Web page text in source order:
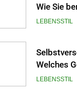
Wie Sie
Kontakte
LEBENSSTIL
Welches
pflanzen
LEBENSSTIL